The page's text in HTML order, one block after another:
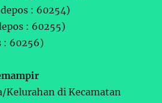
: 60254)
: 60255)
: 60256)
Kelurahan di Kecamatan